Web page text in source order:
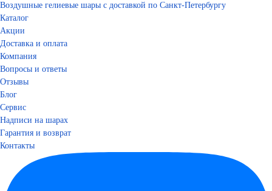
Воздушные гелиевые шары с доставкой по Санкт-Петербургу
Каталог
Акции
Доставка и оплата
Компания
Вопросы и ответы
Отзывы
Блог
Сервис
Надписи на шарах
Гарантия и возврат
Контакты